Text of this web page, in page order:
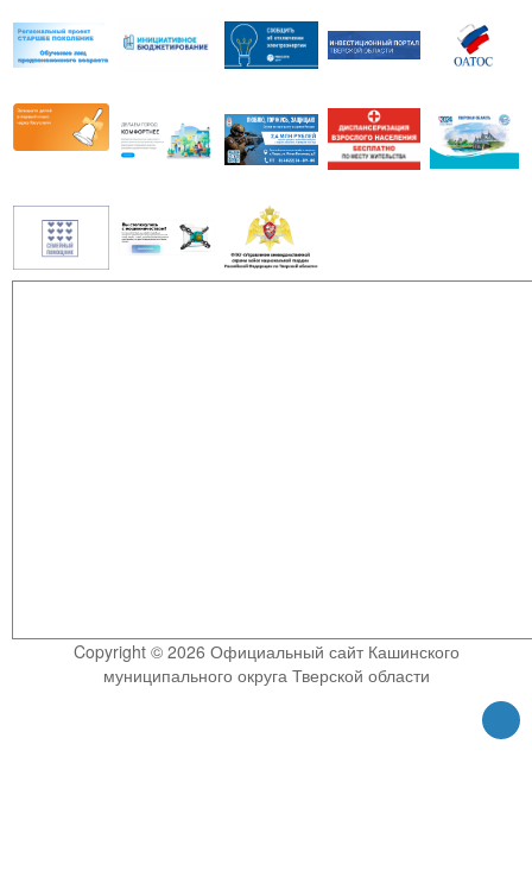
Copyright © 2026 Официальный сайт Кашинского
муниципального округа Тверской области